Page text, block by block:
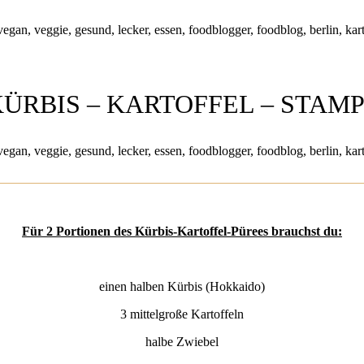
– KARTOFFEL –
Für 2 Portionen des Kürbis-Kartoffel-Pürees brauchst du:
einen halben Kürbis (Hokkaido)
3 mittelgroße Kartoffeln
halbe Zwiebel